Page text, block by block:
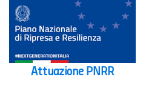
Attuazione PNRR